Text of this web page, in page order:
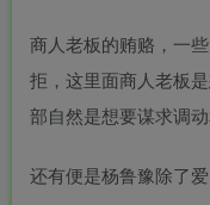
商人老板的贿赂，一
拒，这里面商人老板
部自然是想要谋求调动
还有便是杨鲁豫除了